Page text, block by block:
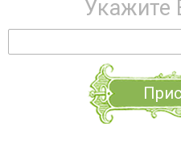
Укажите